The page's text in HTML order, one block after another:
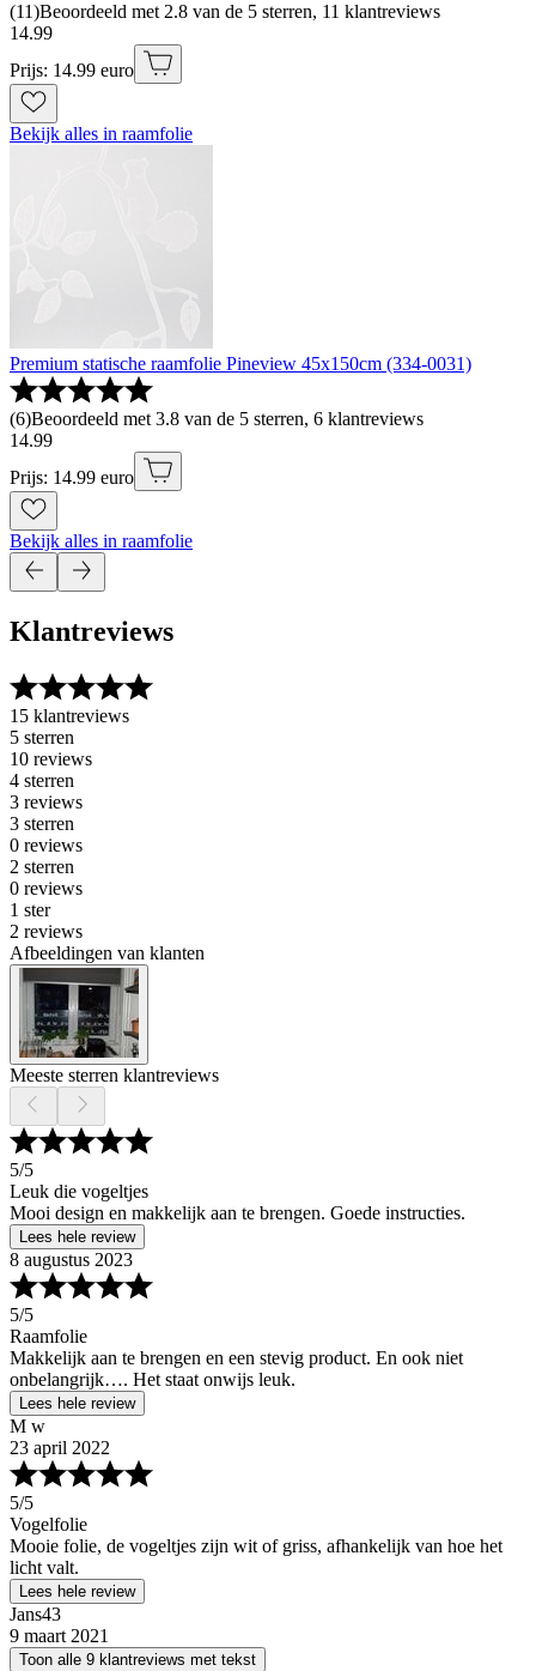
(11)Beoordeeld met 2.8 van de 5 sterren, 11 klantreviews
14.99
Prijs: 14.99 euro
Bekijk alles in raamfolie
Premium statische raamfolie Pineview 45x150cm (334-0031)
(6)Beoordeeld met 3.8 van de 5 sterren, 6 klantreviews
14.99
Prijs: 14.99 euro
Bekijk alles in raamfolie
Klantreviews
15 klantreviews
5 sterren
10 reviews
4 sterren
3 reviews
3 sterren
0 reviews
2 sterren
0 reviews
1 ster
2 reviews
Afbeeldingen van klanten
Meeste sterren klantreviews
5/5
Leuk die vogeltjes
Mooi design en makkelijk aan te brengen. Goede instructies.
Lees hele review
8 augustus 2023
5/5
Raamfolie
Makkelijk aan te brengen en een stevig product. En ook niet
onbelangrijk…. Het staat onwijs leuk.
Lees hele review
M w
23 april 2022
5/5
Vogelfolie
Mooie folie, de vogeltjes zijn wit of griss, afhankelijk van hoe het
licht valt.
Lees hele review
Jans43
9 maart 2021
Toon alle 9 klantreviews met tekst